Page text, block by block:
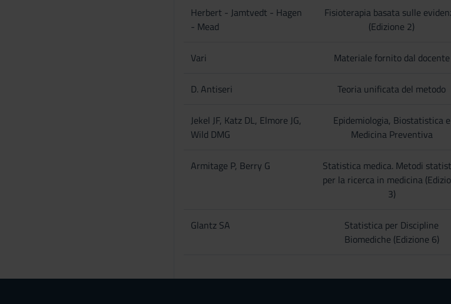
Herbert - Jamtvedt - Hagen
- Mead
Fisioterapia basata sulle
(Edizione 2)
Vari Materiale fornito dal docente
D. Antiseri Teoria unificata del metodo
Jekel JF, Katz DL, Elmore JG,
Wild DMG
Epidemiologia, Biostatistica e
Medicina Preventiva
Armitage P, Berry G
Statistica medica. Metodi
per la ricerca in medicina
3)
Glantz SA
Statistica per Discipline
Biomediche (Edizione 6)